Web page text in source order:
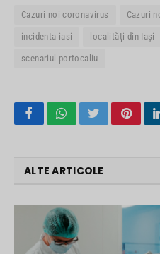
Cazuri noi coronavirus Cazuri
incidenta iasi localități din Iași
scenariul portocaliu
FacebookWhatsApp
Twitter
ALTE ARTICOLE